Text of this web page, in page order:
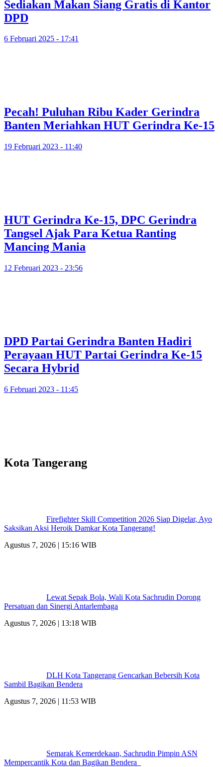
Sediakan Makan Siang Gratis di Kantor
DPD
6 Februari 2025 - 17:41
Pecah! Puluhan Ribu Kader Gerindra
Banten Meriahkan HUT Gerindra Ke-15
19 Februari 2023 - 11:40
HUT Gerindra Ke-15, DPC Gerindra
Tangsel Ajak Para Ketua Ranting
Mancing Mania
12 Februari 2023 - 23:56
DPD Partai Gerindra Banten Hadiri
Perayaan HUT Partai Gerindra Ke-15
Secara Hybrid
6 Februari 2023 - 11:45
Kota Tangerang
Firefighter Skill Competition 2026 Siap Digelar, Ayo
Saksikan Aksi Heroik Damkar Kota Tangerang!
Agustus 7, 2026 | 15:16 WIB
Lewat Sepak Bola, Wali Kota Sachrudin Dorong
Persatuan dan Sinergi Antarlembaga
Agustus 7, 2026 | 13:18 WIB
DLH Kota Tangerang Gencarkan Bebersih Kota
Sambil Bagikan Bendera
Agustus 7, 2026 | 11:53 WIB
Semarak Kemerdekaan, Sachrudin Pimpin ASN
Mempercantik Kota dan Bagikan Bendera